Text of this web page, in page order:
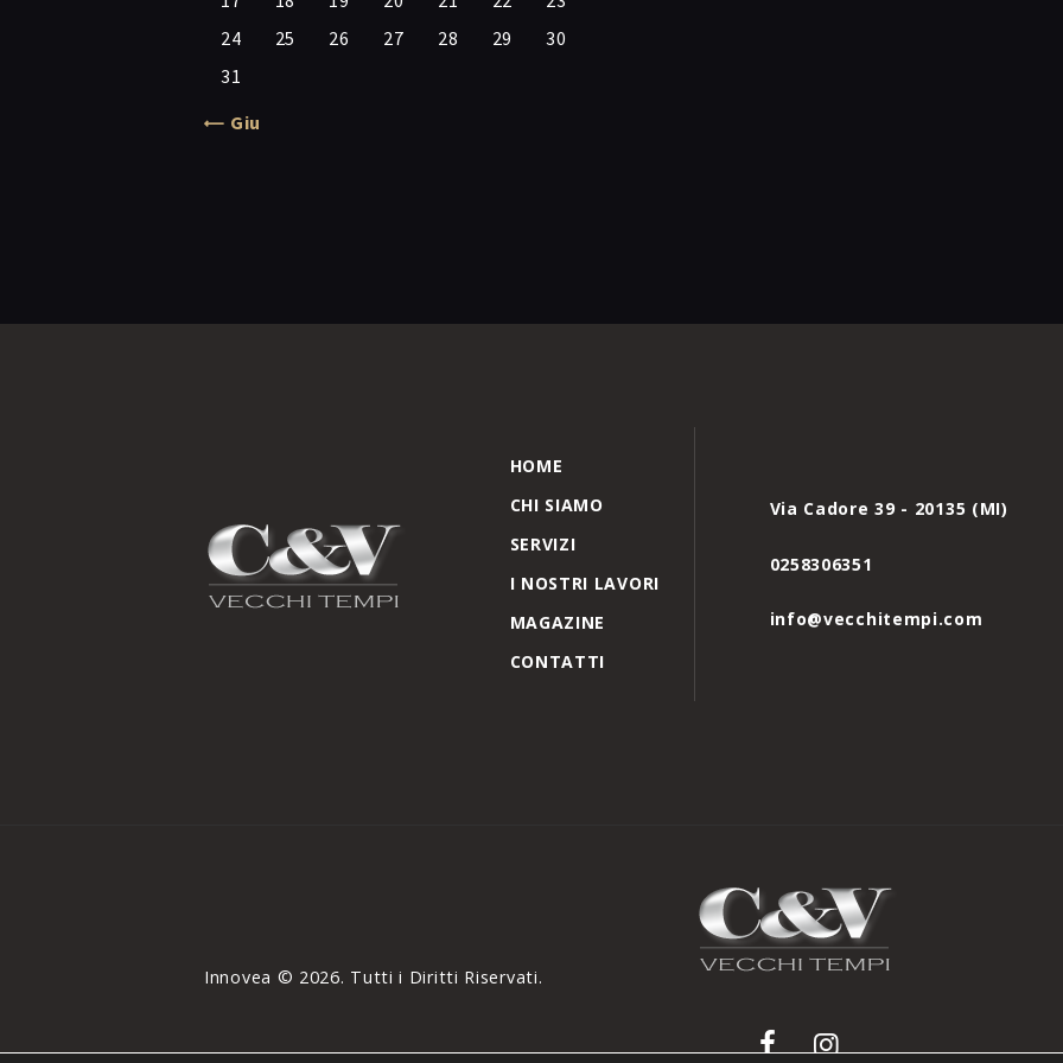
24
25 26 27 28 29
30
31
« Giu
HOME
CHI SIAMO
SERVIZI
I NOSTRI LAVORI
MAGAZINE
CONTATTI
Via Cadore 39 - 20135 (MI)
0258306351
info@vecchitempi.com
Innovea © 2026. Tutti i Diritti Riservati.